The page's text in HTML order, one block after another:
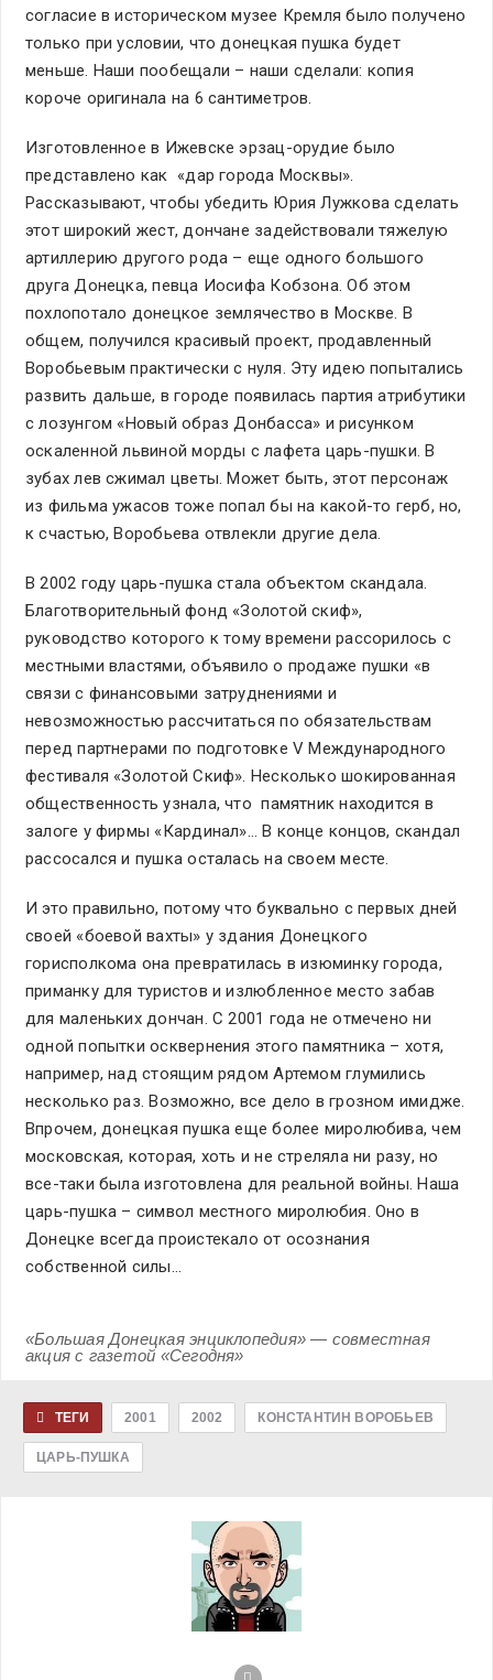
согласие в историческом музее Кремля было получено
только при условии, что донецкая пушка будет
меньше. Наши пообещали – наши сделали: копия
короче оригинала на 6 сантиметров.
Изготовленное в Ижевске эрзац-орудие было
представлено как «дар города Москвы».
Рассказывают, чтобы убедить Юрия Лужкова сделать
этот широкий жест, дончане задействовали тяжелую
артиллерию другого рода – еще одного большого
друга Донецка, певца Иосифа Кобзона. Об этом
похлопотало донецкое землячество в Москве. В
общем, получился красивый проект, продавленный
Воробьевым практически с нуля. Эту идею попытались
развить дальше, в городе появилась партия атрибутики
с лозунгом «Новый образ Донбасса» и рисунком
оскаленной львиной морды с лафета царь-пушки. В
зубах лев сжимал цветы. Может быть, этот персонаж
из фильма ужасов тоже попал бы на какой-то герб, но,
к счастью, Воробьева отвлекли другие дела.
В 2002 году царь-пушка стала объектом скандала.
Благотворительный фонд «Золотой скиф»,
руководство которого к тому времени рассорилось с
местными властями, объявило о продаже пушки «в
связи с финансовыми затруднениями и
невозможностью рассчитаться по обязательствам
перед партнерами по подготовке V Международного
фестиваля «Золотой Скиф». Несколько шокированная
общественность узнала, что памятник находится в
залоге у фирмы «Кардинал»… В конце концов, скандал
рассосался и пушка осталась на своем месте.
И это правильно, потому что буквально с первых дней
своей «боевой вахты» у здания Донецкого
горисполкома она превратилась в изюминку города,
приманку для туристов и излюбленное место забав
для маленьких дончан. С 2001 года не отмечено ни
одной попытки осквернения этого памятника – хотя,
например, над стоящим рядом Артемом глумились
несколько раз. Возможно, все дело в грозном имидже.
Впрочем, донецкая пушка еще более миролюбива, чем
московская, которая, хоть и не стреляла ни разу, но
все-таки была изготовлена для реальной войны. Наша
царь-пушка – символ местного миролюбия. Оно в
Донецке всегда проистекало от осознания
собственной силы…
«Большая Донецкая энциклопедия» — совместная
акция с газетой «Сегодня»
ТЕГИ 2001 2002 КОНСТАНТИН ВОРОБЬЕВ
ЦАРЬ-ПУШКА